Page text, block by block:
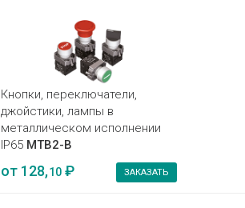
Кнопки, переключатели,
джойстики, лампы в
металлическом исполнении
IP65 MTB2-B
от 128,10₽ ЗАКАЗАТЬ